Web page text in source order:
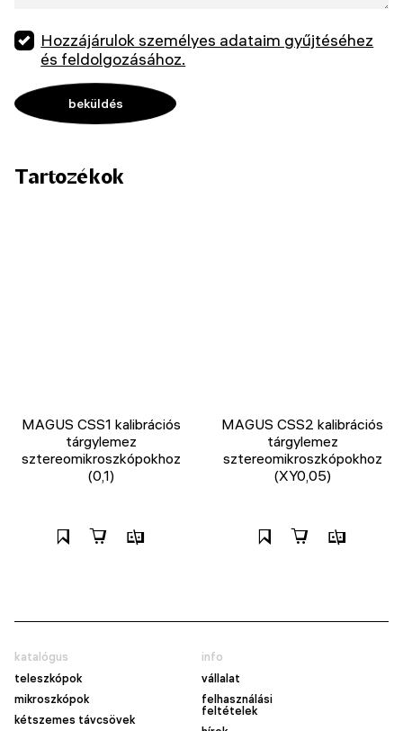
Hozzájárulok személyes adataim gyűjtéséhez
és feldolgozásához.
Tartozékok
MAGUS CSS1 kalibrációs
tárgylemez
sztereomikroszkópokhoz
(0,1)
MAGUS CSS2 kalibrációs
tárgylemez
sztereomikroszkópokhoz
(XY0,05)
katalógus
teleszkópok
mikroszkópok
kétszemes távcsövek
info
vállalat
felhasználási
feltételek